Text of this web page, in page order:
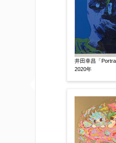
その他 【
井田幸昌「
2020年